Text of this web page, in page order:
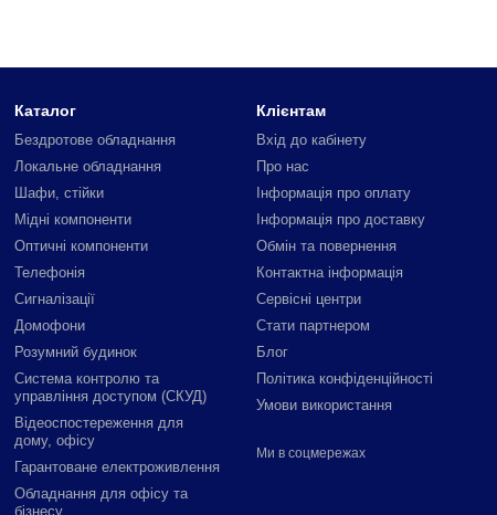
Каталог
Бездротове обладнання
Локальне обладнання
Шафи, стійки
Мідні компоненти
Оптичні компоненти
Телефонія
Сигналізації
Домофони
Розумний будинок
Система контролю та
управління доступом (СКУД)
Відеоспостереження для
дому, офісу
Гарантоване електроживлення
Обладнання для офісу та
бізнесу
Клієнтам
Вхід до кабінету
Про нас
Інформація про оплату
Інформація про доставку
Обмін та повернення
Контактна інформація
Сервісні центри
Стати партнером
Блог
Політика конфіденційності
Умови використання
Ми в соцмережах